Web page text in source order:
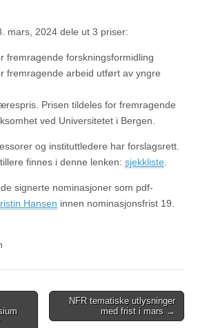
mars, 2024 dele ut 3 priser:
fremragende forskningsformidling
fremragende arbeid utført av yngre
Prisen tildeles for fremragende
ved Universitetet i Bergen.
og instituttledere har forslagsrett.
finnes i denne lenken: sjekkliste.
signerte nominasjoner som pdf-
Hansen innen nominasjonsfrist 19.
NFR tematiske utlysninger
med frist i mars →